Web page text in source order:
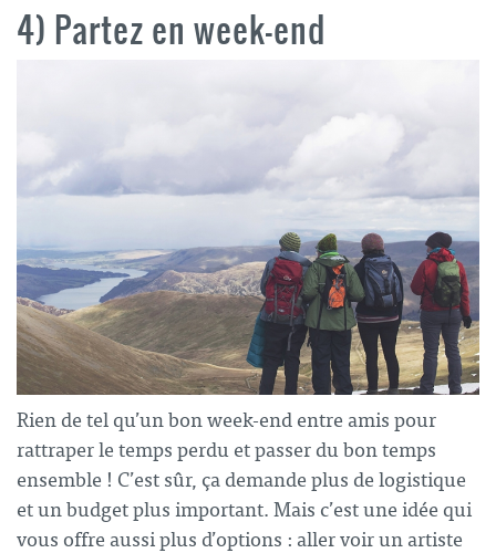
4) Partez en week-end
Rien de tel qu’un bon week-end entre amis pour
rattraper le temps perdu et passer du bon temps
ensemble ! C’est sûr, ça demande plus de logistique
et un budget plus important. Mais c’est une idée qui
vous offre aussi plus d’options : aller voir un artiste